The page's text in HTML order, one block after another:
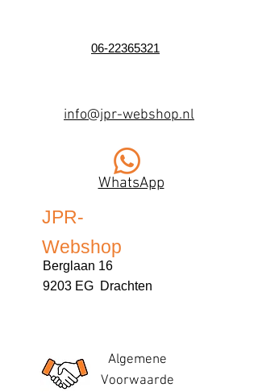
06-22365321
info@jpr-webshop.nl
WhatsApp
JPR-
Webshop
Berglaan 16
9203 EG Drachten
Algemene
Voorwaarde